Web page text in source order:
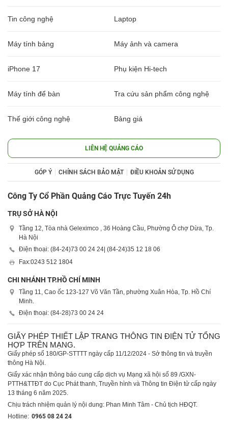
Tin công nghệ Laptop
Máy tính bảng Máy ảnh và camera
iPhone 17 Phụ kiện Hi-tech
Máy tính để bàn Tra cứu sản phẩm công nghệ
Thế giới công nghệ Bảng giá
LIÊN HỆ QUẢNG CÁO
GÓP Ý CHÍNH SÁCH BẢO MẬT ĐIỀU KHOẢN SỬ DỤNG
Công Ty Cổ Phần Quảng Cáo Trực Tuyến 24h
TRỤ SỞ HÀ NỘI
Tầng 12, Tòa nhà Geleximco , 36 Hoàng Cầu, Phường Ô chợ Dừa, Tp.
Hà Nội
Điện thoại: (84-24)73 00 24 24 | (84-24)35 12 18 06
Fax:0243 512 1804
CHI NHÁNH TP.HỒ CHÍ MINH
Tầng 11, Cao ốc 123-127 Võ Văn Tần, phường Xuân Hòa, Tp. Hồ Chí
Minh.
Điện thoại: (84-28)73 00 24 24
GIẤY PHÉP THIẾT LẬP TRANG THÔNG TIN ĐIỆN TỬ TỔNG
HỢP TRÊN MẠNG.
Giấy phép số 180/GP-STTTT ngày cấp 11/12/2024 - Sở thông tin và truyền
thông Hà Nội.
Giấy xác nhận thông báo cung cấp dịch vụ Mạng xã hội số 89 /GXN-
PTTH&TTĐT do Cục Phát thanh, Truyền hình và Thông tin Điện tử cấp ngày
13 tháng 6 năm 2025.
Chịu trách nhiệm quản lý nội dung: Phan Minh Tâm - Chủ tịch HĐQT.
Hotline: 0965 08 24 24